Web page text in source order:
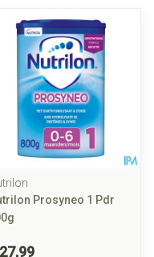
Prosyneo 1 Pdr